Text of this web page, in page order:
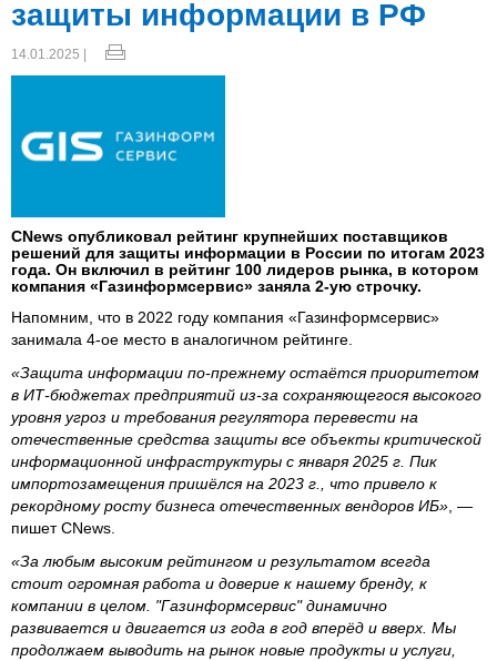
защиты информации в РФ
14.01.2025 |
CNews опубликовал рейтинг крупнейших поставщиков
решений для защиты информации в России по итогам 2023
года. Он включил в рейтинг 100 лидеров рынка, в котором
компания «Газинформсервис» заняла 2-ую строчку.
Напомним, что в 2022 году компания «Газинформсервис»
занимала 4-ое место в аналогичном рейтинге.
«Защита информации по-прежнему остаётся приоритетом
в ИТ-бюджетах предприятий из-за сохраняющегося высокого
уровня угроз и требования регулятора перевести на
отечественные средства защиты все объекты критической
информационной инфраструктуры с января 2025 г. Пик
импортозамещения пришёлся на 2023 г., что привело к
рекордному росту бизнеса отечественных вендоров ИБ» , —
пишет CNews.
«За любым высоким рейтингом и результатом всегда
стоит огромная работа и доверие к нашему бренду, к
компании в целом. "Газинформсервис" динамично
развивается и двигается из года в год вперёд и вверх. Мы
продолжаем выводить на рынок новые продукты и услуги,